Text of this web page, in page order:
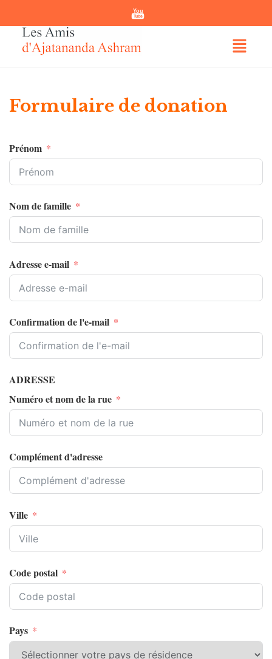
You
Tube
Formulaire de donation
Prénom
Nom de famille
Adresse e-mail
Confirmation de l'e-mail
ADRESSE
Numéro et nom de la rue
Complément d'adresse
Ville
Code postal
Pays